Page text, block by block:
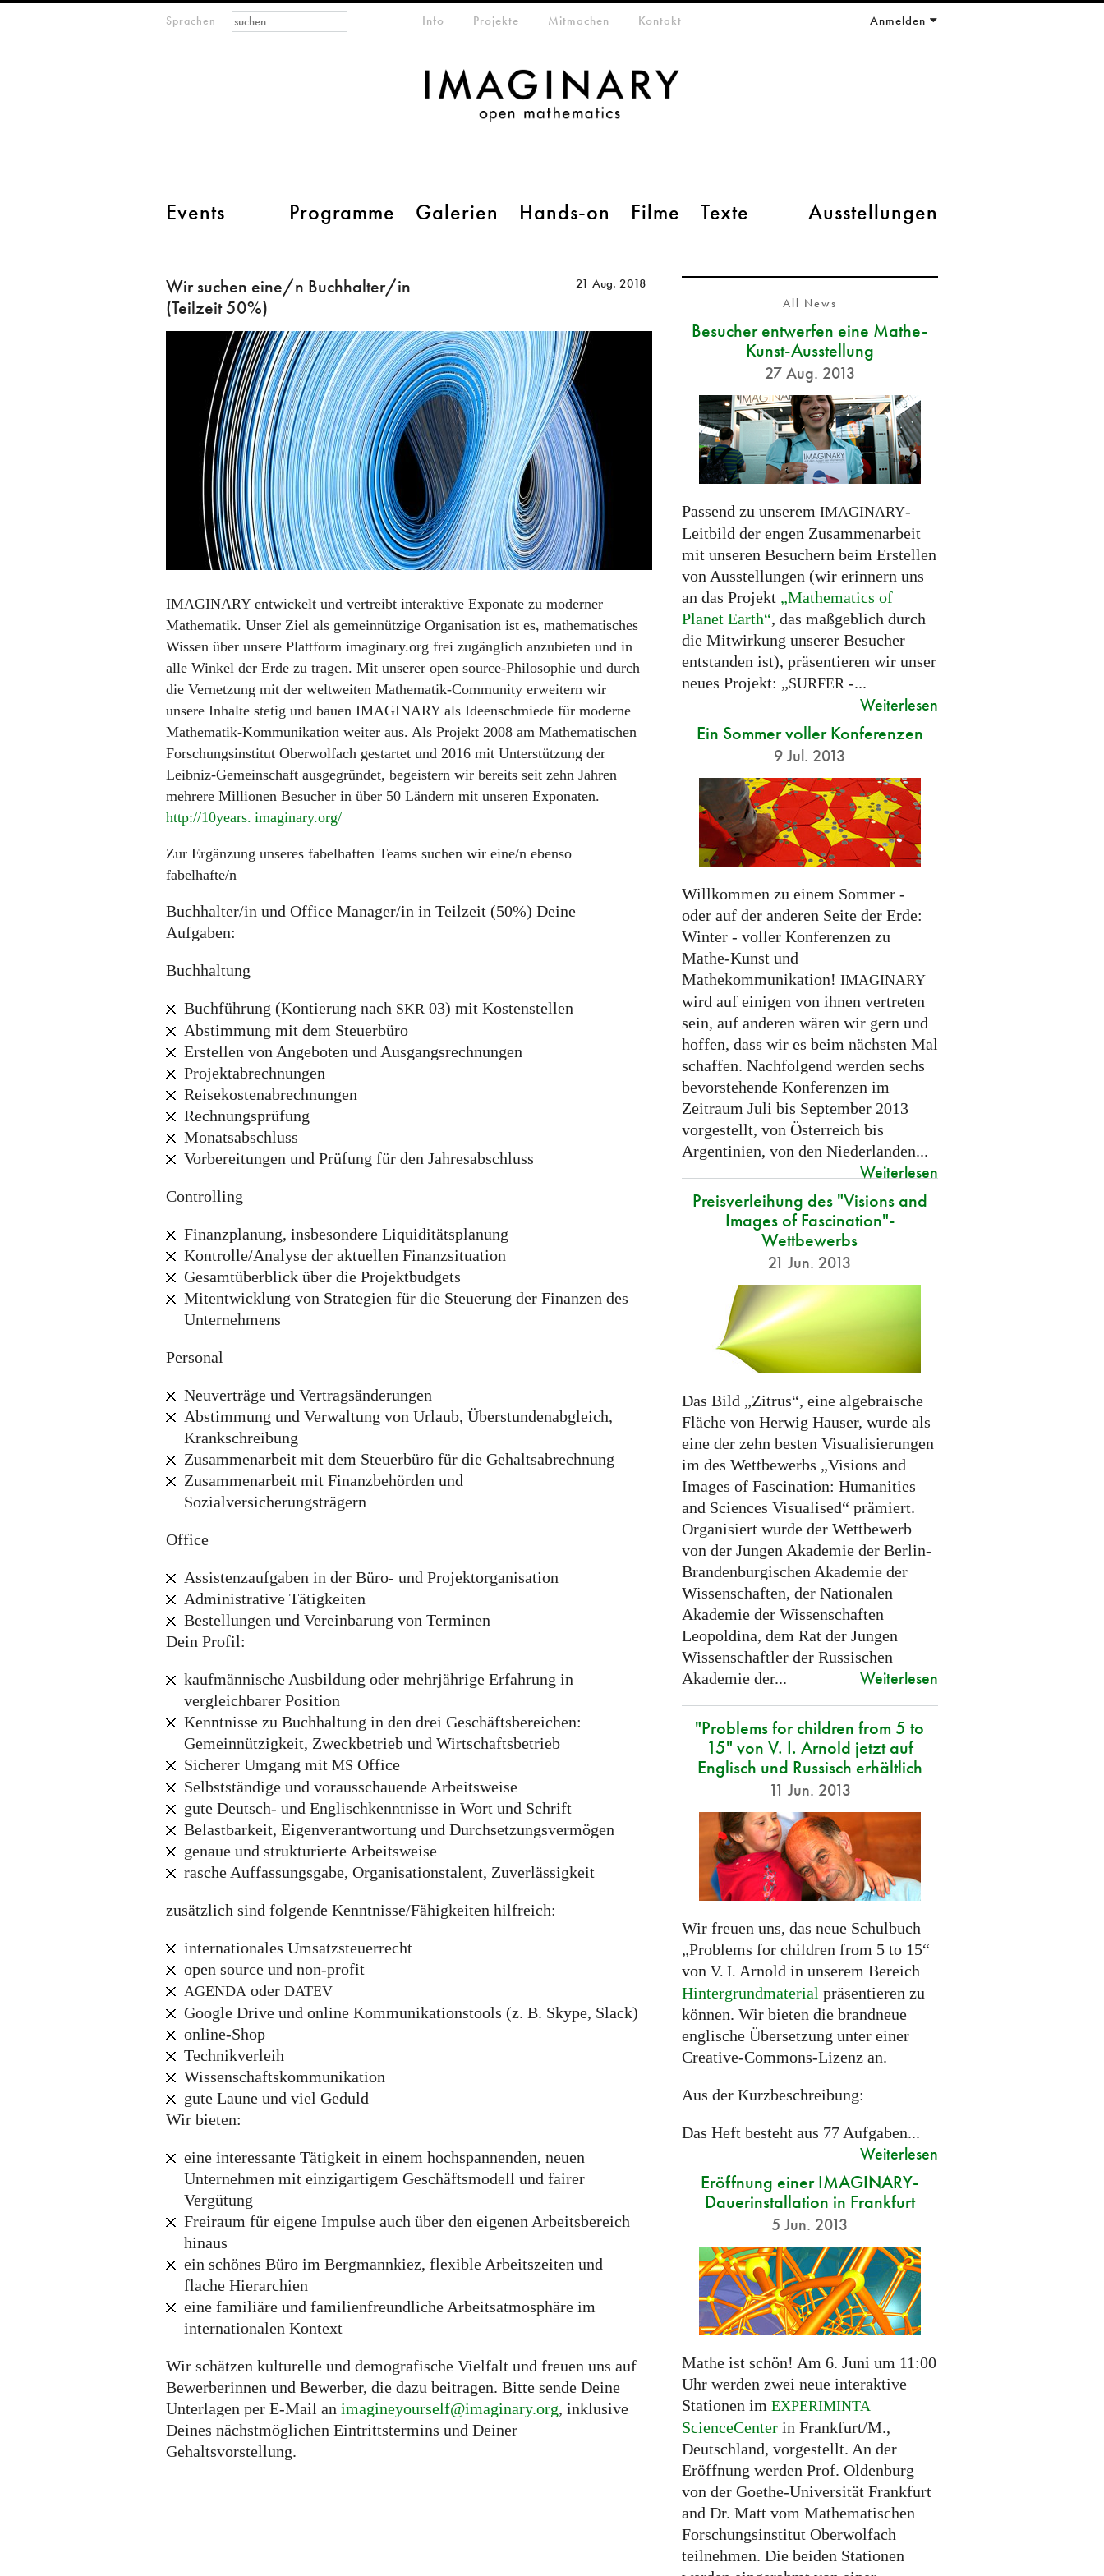
Sprachen
Hauptmenü 2
Events Programme Galerien Hands-on Filme Texte Ausstellungen
Info Projekte Mitmachen Kontakt Anmelden
Suchformular
Suche
suchen
eine/n
Buchhalter/in
(Teilzeit
50%)
Wir suchen eine/n Buchhalter/in
(Teilzeit 50%)
21 Aug. 2018
IMAGINARYentwickelt und vertreibt interaktive Exponate zu moderner
Mathematik. Unser Ziel als gemeinnützige Organisation ist es, mathematisches
Wissen über unsere Plattform imaginary.org frei zugänglich anzubieten und in
alle Winkel der Erde zu tragen. Mit unserer open source-Philosophie und durch
die Vernetzung mit der weltweiten Mathematik-Community erweitern wir
unsere Inhalte stetig und bauen IMAGINARYals Ideenschmiede für moderne
Mathematik-Kommunikation weiter aus. Als Projekt 2008 am Mathematischen
Forschungsinstitut Oberwolfach gestartet und 2016 mit Unterstützung der
Leibniz-Gemeinschaft ausgegründet, begeistern wir bereits seit zehn Jahren
mehrere Millionen Besucher in über 50 Ländern mit unseren Exponaten.
http://10years. imaginary.org/
Zur Ergänzung unseres fabelhaften Teams suchen wir eine/n ebenso
fabelhafte/n
Buchhalter/in und Office Manager/in in Teilzeit (50%) Deine
Aufgaben:
Buchhaltung
Buchführung (Kontierung nach SKR 03) mit Kostenstellen
Abstimmung mit dem Steuerbüro
Erstellen von Angeboten und Ausgangsrechnungen
Projektabrechnungen
Reisekostenabrechnungen
Rechnungsprüfung
Monatsabschluss
Vorbereitungen und Prüfung für den Jahresabschluss
Controlling
Finanzplanung, insbesondere Liquiditätsplanung
Kontrolle/Analyse der aktuellen Finanzsituation
Gesamtüberblick über die Projektbudgets
Mitentwicklung von Strategien für die Steuerung der Finanzen des
Unternehmens
Personal
Neuverträge und Vertragsänderungen
Abstimmung und Verwaltung von Urlaub, Überstundenabgleich,
Krankschreibung
Zusammenarbeit mit dem Steuerbüro für die Gehaltsabrechnung
Zusammenarbeit mit Finanzbehörden und
Sozialversicherungsträgern
Office
Assistenzaufgaben in der Büro- und Projektorganisation
Administrative Tätigkeiten
Bestellungen und Vereinbarung von Terminen
Dein Profil:
kaufmännische Ausbildung oder mehrjährige Erfahrung in
vergleichbarer Position
Kenntnisse zu Buchhaltung in den drei Geschäftsbereichen:
Gemeinnützigkeit, Zweckbetrieb und Wirtschaftsbetrieb
Sicherer Umgang mit MS Office
Selbstständige und vorausschauende Arbeitsweise
gute Deutsch- und Englischkenntnisse in Wort und Schrift
Belastbarkeit, Eigenverantwortung und Durchsetzungsvermögen
genaue und strukturierte Arbeitsweise
rasche Auffassungsgabe, Organisationstalent, Zuverlässigkeit
zusätzlich sind folgende Kenntnisse/Fähigkeiten hilfreich:
internationales Umsatzsteuerrecht
open source und non-profit
AGENDA oder DATEV
Google Drive und online Kommunikationstools (z. B. Skype, Slack)
online-Shop
Technikverleih
Wissenschaftskommunikation
gute Laune und viel Geduld
Wir bieten:
eine interessante Tätigkeit in einem hochspannenden, neuen
Unternehmen mit einzigartigem Geschäftsmodell und fairer
Vergütung
Freiraum für eigene Impulse auch über den eigenen Arbeitsbereich
hinaus
ein schönes Büro im Bergmannkiez, flexible Arbeitszeiten und
flache Hierarchien
eine familiäre und familienfreundliche Arbeitsatmosphäre im
internationalen Kontext
Wir schätzen kulturelle und demografische Vielfalt und freuen uns auf
Bewerberinnen und Bewerber, die dazu beitragen. Bitte sende Deine
Unterlagen per E-Mail an imagineyourself@imaginary.org, inklusive
Deines nächstmöglichen Eintrittstermins und Deiner
Gehaltsvorstellung.
All News
Besucher entwerfen eine Mathe-
Kunst-Ausstellung
27 Aug. 2013
Passend zu unserem IMAGINARY-
Leitbild der engen Zusammenarbeit
mit unseren Besuchern beim Erstellen
von Ausstellungen (wir erinnern uns
an das Projekt „Mathematics of
Planet Earth“, das maßgeblich durch
die Mitwirkung unserer Besucher
entstanden ist), präsentieren wir unser
neues Projekt: „SURFER -...
Weiterlesen
Ein Sommer voller Konferenzen
9 Jul. 2013
Willkommen zu einem Sommer -
oder auf der anderen Seite der Erde:
Winter - voller Konferenzen zu
Mathe-Kunst und
Mathekommunikation! IMAGINARY
wird auf einigen von ihnen vertreten
sein, auf anderen wären wir gern und
hoffen, dass wir es beim nächsten Mal
schaffen. Nachfolgend werden sechs
bevorstehende Konferenzen im
Zeitraum Juli bis September 2013
vorgestellt, von Österreich bis
Argentinien, von den Niederlanden...
Weiterlesen
Preisverleihung des "Visions and
Images of Fascination"-
Wettbewerbs
21 Jun. 2013
Das Bild „Zitrus“, eine algebraische
Fläche von Herwig Hauser, wurde als
eine der zehn besten Visualisierungen
im des Wettbewerbs „Visions and
Images of Fascination: Humanities
and Sciences Visualised“ prämiert.
Organisiert wurde der Wettbewerb
von der Jungen Akademie der Berlin-
Brandenburgischen Akademie der
Wissenschaften, der Nationalen
Akademie der Wissenschaften
Leopoldina, dem Rat der Jungen
Wissenschaftler der Russischen
Akademie der...
Weiterlesen
"Problems for children from 5 to
15" von V. I. Arnold jetzt auf
Englisch und Russisch erhältlich
11 Jun. 2013
Wir freuen uns, das neue Schulbuch
„Problems for children from 5 to 15“
von V. I. Arnold in unserem Bereich
Hintergrundmaterial präsentieren zu
können. Wir bieten die brandneue
englische Übersetzung unter einer
Creative-Commons-Lizenz an.
Aus der Kurzbeschreibung:
Das Heft besteht aus 77 Aufgaben...
Weiterlesen
Eröffnung einer IMAGINARY-
Dauerinstallation in Frankfurt
5 Jun. 2013
Mathe ist schön! Am 6. Juni um 11:00
Uhr werden zwei neue interaktive
Stationen im EXPERIMINTA
ScienceCenterin Frankfurt/M.,
Deutschland, vorgestellt. An der
Eröffnung werden Prof. Oldenburg
von der Goethe-Universität Frankfurt
and Dr. Matt vom Mathematischen
Forschungsinstitut Oberwolfach
teilnehmen. Die beiden Stationen